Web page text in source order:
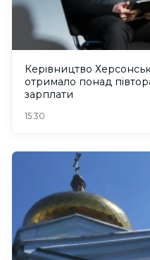
Керівництво
отримало понад
зарплати
15:30